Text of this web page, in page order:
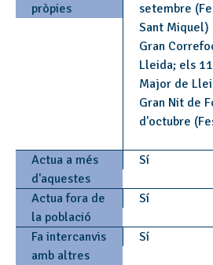
pròpies
setembre
Sant Miquel)
Gran
Lleida; els
Major de
Gran Nit de
d'octubre
Actua a més
d'aquestes
Sí
Actua fora de
la població
Sí
Fa intercanvis
amb altres
Sí